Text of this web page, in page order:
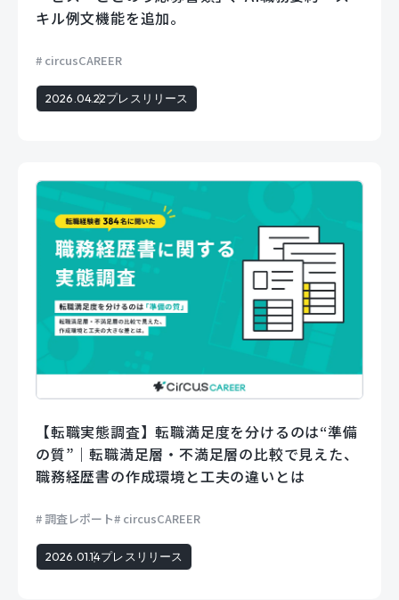
キル例文機能を追加。
circusCAREER
2026.04.22プレスリリース
【転職実態調査】転職満足度を分けるのは“準備
の質”｜転職満足層・不満足層の比較で見えた、
職務経歴書の作成環境と工夫の違いとは
調査レポート circusCAREER
2026.01.14プレスリリース